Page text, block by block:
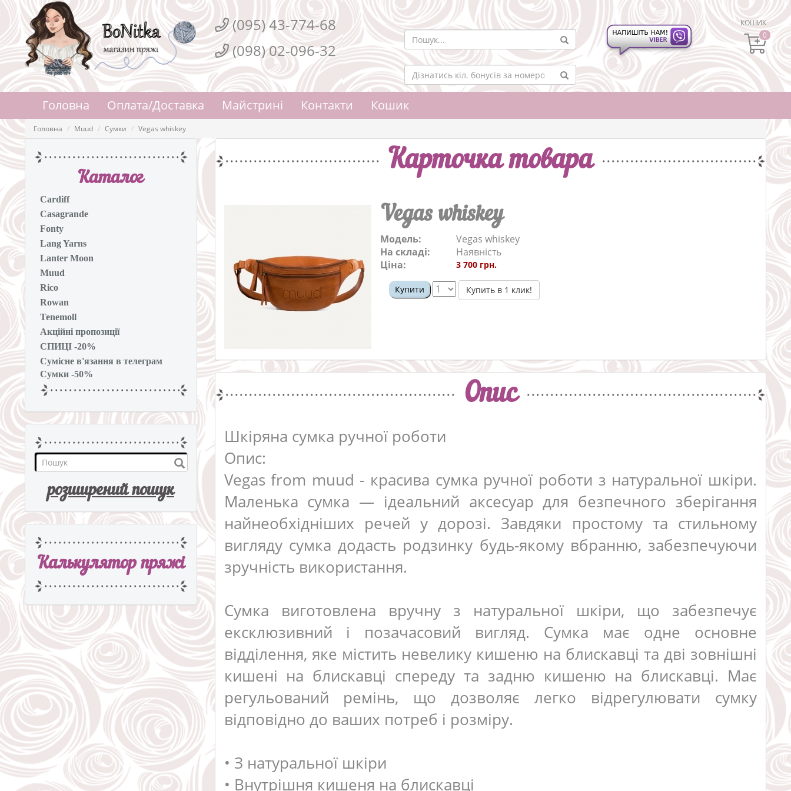
(095) 43-774-68
(098) 02-096-32
КОШИК
0
Головна Оплата/Доставка Майстрині Контакти Кошик
Головна Muud Сумки Vegas whiskey
Каталог
Cardiff
Casagrande
Fonty
Lang Yarns
Lanter Moon
Muud
Rico
Rowan
Tenemoll
Акційні пропозиції
СПИЦІ -20%
Сумісне в'язання в телеграм
Сумки -50%
розширений пошук
Калькулятор пряжi
Карточка товара
Vegas whiskey
Модель:
Vegas whiskey
На складі:
Наявність
Ціна:
3 700 грн.
Купити Купить в 1 клик!
Опис
Шкіряна сумка ручної роботи
Опис:
Vegas from muud - красива сумка ручної роботи з натуральної шкіри.
Маленька сумка — ідеальний аксесуар для безпечного зберігання
найнеобхідніших речей у дорозі. Завдяки простому та стильному
вигляду сумка додасть родзинку будь-якому вбранню, забезпечуючи
зручність використання.
Сумка виготовлена ​​вручну з натуральної шкіри, що забезпечує
ексклюзивний і позачасовий вигляд. Сумка має одне основне
відділення, яке містить невелику кишеню на блискавці та дві зовнішні
кишені на блискавці спереду та задню кишеню на блискавці. Має
регульований ремінь, що дозволяє легко відрегулювати сумку
відповідно до ваших потреб і розміру.
• З натуральної шкіри
• Внутрішня кишеня на блискавці